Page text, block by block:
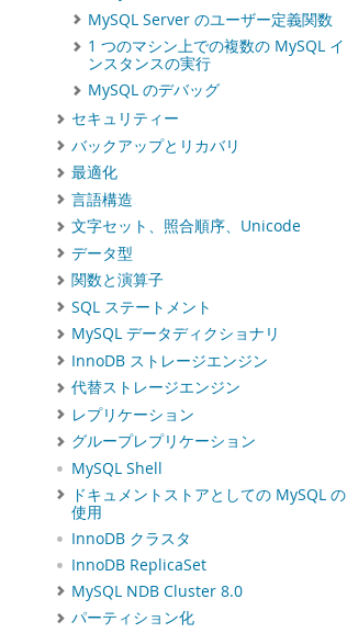
MySQL Server のユーザー定義関数
1 つのマシン上での複数の MySQL イ
ンスタンスの実行
MySQL のデバッグ
セキュリティー
バックアップとリカバリ
最適化
言語構造
文字セット、照合順序、Unicode
データ型
関数と演算子
SQL ステートメント
MySQL データディクショナリ
InnoDB ストレージエンジン
代替ストレージエンジン
レプリケーション
グループレプリケーション
MySQL Shell
ドキュメントストアとしての MySQL の
使用
InnoDB クラスタ
InnoDB ReplicaSet
MySQL NDB Cluster 8.0
パーティション化